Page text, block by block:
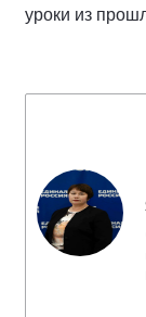
уроки из